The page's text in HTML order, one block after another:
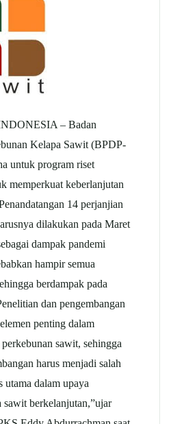
– Badan
Kelapa Sawit (BPDP-
untuk program riset
memperkuat keberlanjutan
14 perjanjian
dilakukan pada Maret
dampak pandemi
hampir semua
berdampak pada
dan pengembangan
penting dalam
sawit, sehingga
harus menjadi salah
utama dalam upaya
sawit berkelanjutan,”ujar